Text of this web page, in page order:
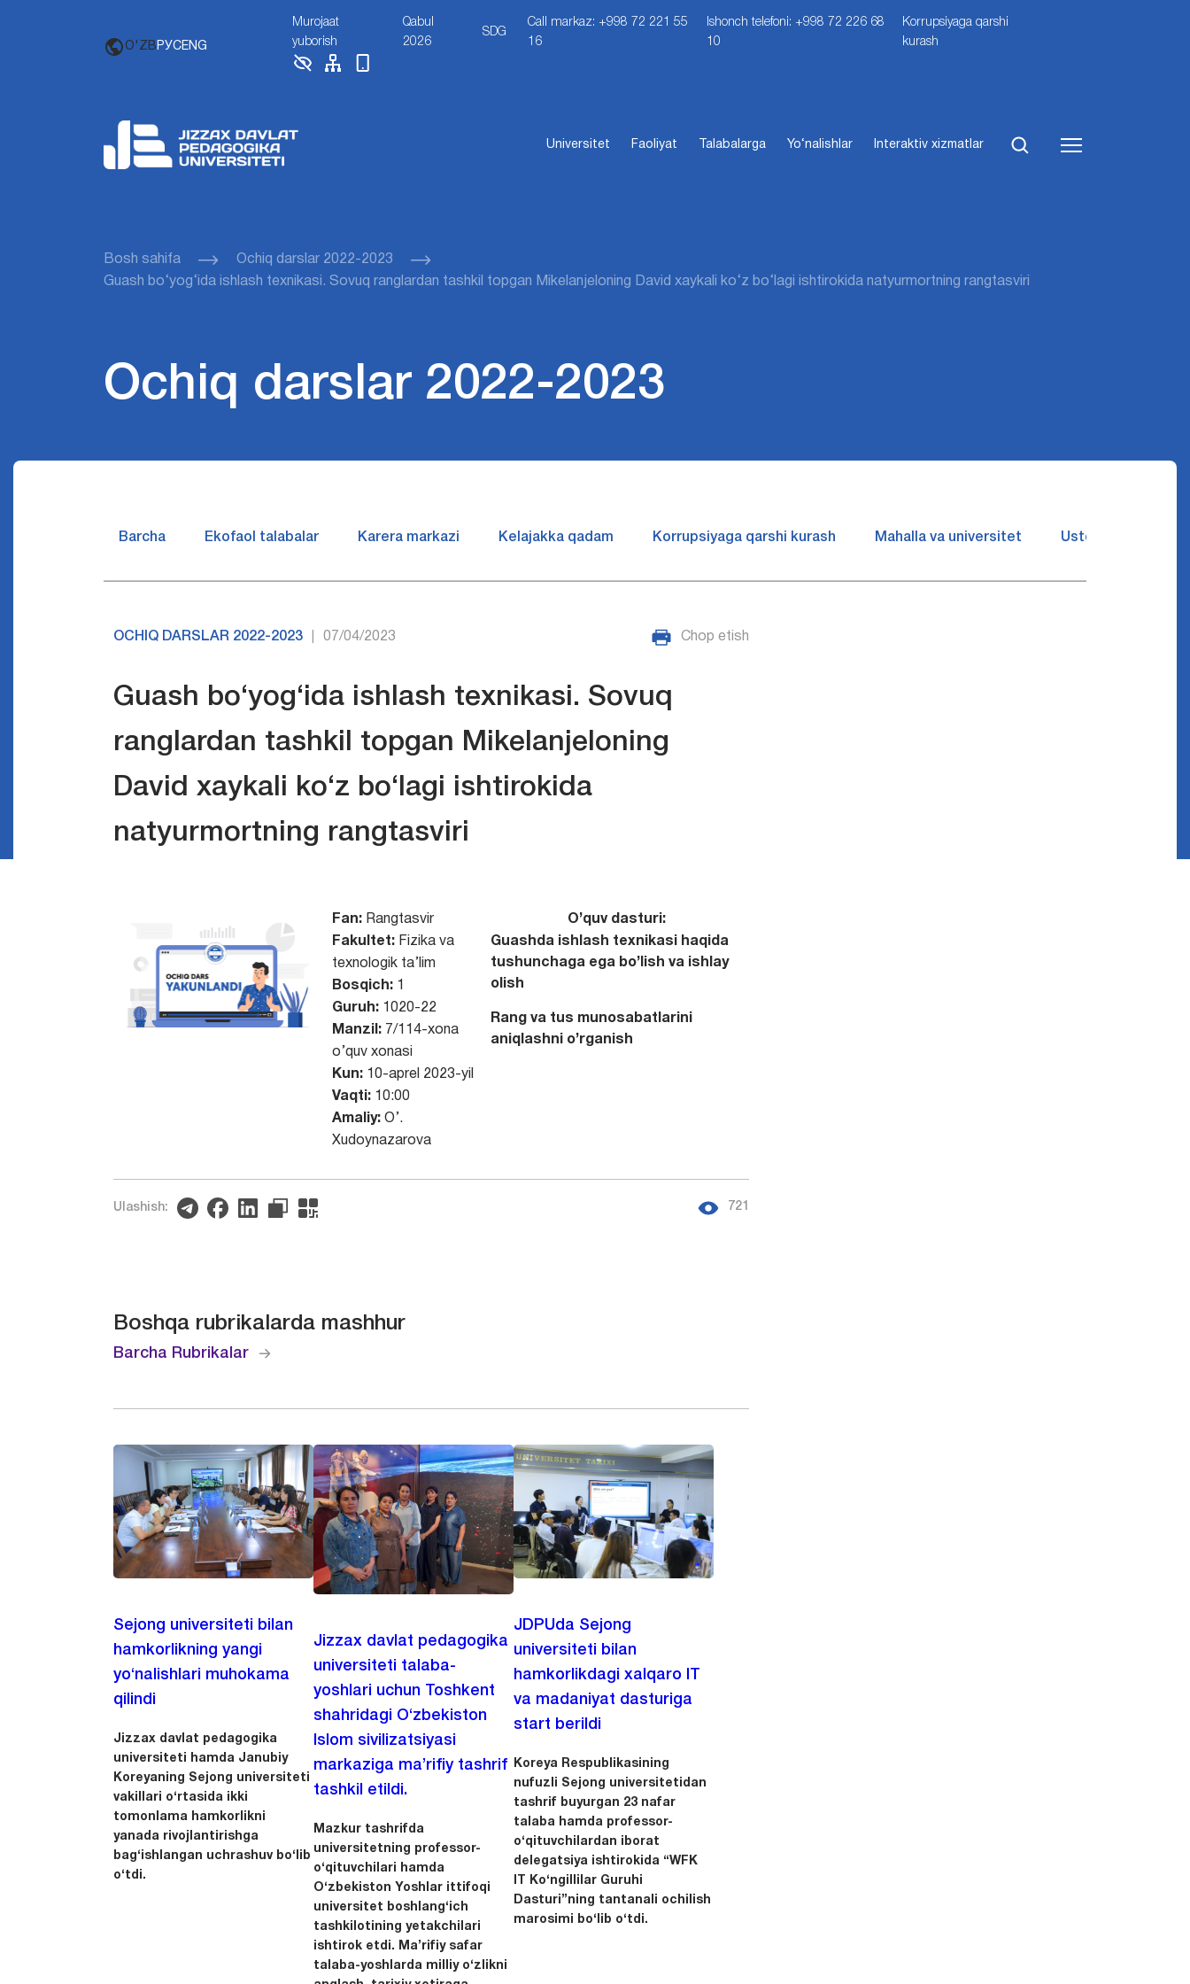
O'ZB РУСENG
Murojaat
yuborish
Qabul
2026
SDG
Call markaz: +998 72 221 55
16
Ishonch telefoni: +998 72 226 68
10
Korrupsiyaga qarshi
kurash
Universitet Faoliyat Talabalarga Yo‘nalishlar Interaktiv xizmatlar
Bosh sahifa
Ochiq darslar 2022-2023
Guash bo‘yog‘ida ishlash texnikasi. Sovuq ranglardan tashkil topgan Mikelanjeloning David xaykali ko‘z bo‘lagi ishtirokida natyurmortning rangtasviri
Ochiq darslar 2022-2023
Barcha Ekofaol talabalar Karera markazi Kelajakka qadam Korrupsiyaga qarshi kurash Mahalla va universitet Ustozlar suhbatin
OCHIQ DARSLAR 2022-2023 07/04/2023 Chop etish
Guash bo‘yog‘ida ishlash texnikasi. Sovuq
ranglardan tashkil topgan Mikelanjeloning
David xaykali ko‘z bo‘lagi ishtirokida
natyurmortning rangtasviri
Fan: Rangtasvir
Fakultet:Fizika va
texnologik ta’lim
Bosqich:1
Guruh:1020-22
Manzil:7/114-xona
o’quv xonasi
Kun: 10-aprel 2023-yil
Vaqti:10:00
Amaliy:O’.
Xudoynazarova
O’quv dasturi:
Guashda ishlash texnikasi haqida
tushunchaga ega bo’lish va ishlay
olish
Rang va tus munosabatlarini
aniqlashni o’rganish
Ulashish: 721
Boshqa rubrikalarda mashhur
Barcha Rubrikalar
Sejong universiteti bilan
hamkorlikning yangi
yo‘nalishlari muhokama
qilindi
Jizzax davlat pedagogika
universiteti hamda Janubiy
Koreyaning Sejong universiteti
vakillari o‘rtasida ikki
tomonlama hamkorlikni
yanada rivojlantirishga
bag‘ishlangan uchrashuv bo‘lib
o‘tdi.
Jizzax davlat pedagogika
universiteti talaba-
yoshlari uchun Toshkent
shahridagi O‘zbekiston
Islom sivilizatsiyasi
markaziga ma’rifiy tashrif
tashkil etildi.
Mazkur tashrifda
universitetning professor-
o‘qituvchilari hamda
O‘zbekiston Yoshlar ittifoqi
universitet boshlang‘ich
tashkilotining yetakchilari
ishtirok etdi. Ma’rifiy safar
talaba-yoshlarda milliy o‘zlikni
JDPUda Sejong
universiteti bilan
hamkorlikdagi xalqaro IT
va madaniyat dasturiga
start berildi
Koreya Respublikasining
nufuzli Sejong universitetidan
tashrif buyurgan 23 nafar
talaba hamda professor-
o‘qituvchilardan iborat
delegatsiya ishtirokida “WFK
IT Ko‘ngillilar Guruhi
Dasturi”ning tantanali ochilish
marosimi bo‘lib o‘tdi.